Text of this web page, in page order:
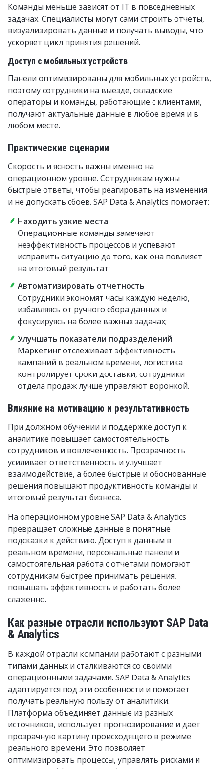
Команды меньше зависят от IT в повседневных
задачах. Специалисты могут сами строить отчеты,
визуализировать данные и получать выводы, что
ускоряет цикл принятия решений.
Доступ с мобильных устройств
Панели оптимизированы для мобильных устройств,
поэтому сотрудники на выезде, складские
операторы и команды, работающие с клиентами,
получают актуальные данные в любое время и в
любом месте.
Практические сценарии
Скорость и ясность важны именно на
операционном уровне. Сотрудникам нужны
быстрые ответы, чтобы реагировать на изменения
и не допускать сбоев. SAP Data & Analytics помогает:
Находить узкие места
Операционные команды замечают
неэффективность процессов и успевают
исправить ситуацию до того, как она повлияет
на итоговый результат;
Автоматизировать отчетность
Сотрудники экономят часы каждую неделю,
избавляясь от ручного сбора данных и
фокусируясь на более важных задачах;
Улучшать показатели подразделений
Маркетинг отслеживает эффективность
кампаний в реальном времени, логистика
контролирует сроки доставки, сотрудники
отдела продаж лучше управляют воронкой.
Влияние на мотивацию и результативность
При должном обучении и поддержке доступ к
аналитике повышает самостоятельность
сотрудников и вовлеченность. Прозрачность
усиливает ответственность и улучшает
взаимодействие, а более быстрые и обоснованные
решения повышают продуктивность команды и
итоговый результат бизнеса.
На операционном уровне SAP Data & Analytics
превращает сложные данные в понятные
подсказки к действию. Доступ к данным в
реальном времени, персональные панели и
самостоятельная работа с отчетами помогают
сотрудникам быстрее принимать решения,
повышать эффективность и работать более
слаженно.
Как разные отрасли используют SAP Data
& Analytics
В каждой отрасли компании работают с разными
типами данных и сталкиваются со своими
операционными задачами. SAP Data & Analytics
адаптируется под эти особенности и помогает
получать реальную пользу от аналитики.
Платформа объединяет данные из разных
источников, использует прогнозирование и дает
прозрачную картину происходящего в режиме
реального времени. Это позволяет
оптимизировать процессы, управлять рисками и